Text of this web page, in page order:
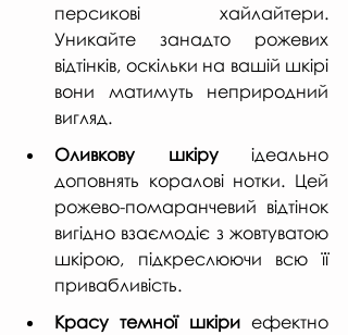
персикові хайлайтери.
Уникайте занадто рожевих
відтінків, оскільки на вашій шкірі
вони матимуть неприродний
вигляд.
Оливкову шкіру ідеально
доповнять коралові нотки. Цей
рожево-помаранчевий відтінок
вигідно взаємодіє з жовтуватою
шкірою, підкреслюючи всю її
привабливість.
Красу темної шкіри ефектно